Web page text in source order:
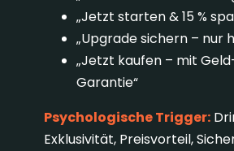
„Jetzt starten & 15 %
„Upgrade sichern – nur
„Jetzt kaufen – mit
Garantie“
Psychologische Trigger:
Exklusivität, Preisvorteil,